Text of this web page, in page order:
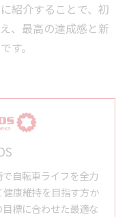
紹介することで、初
、最高の達成感と新
す。
自転車ライフを全力
康維持を目指す方か
標に合わせた最適な